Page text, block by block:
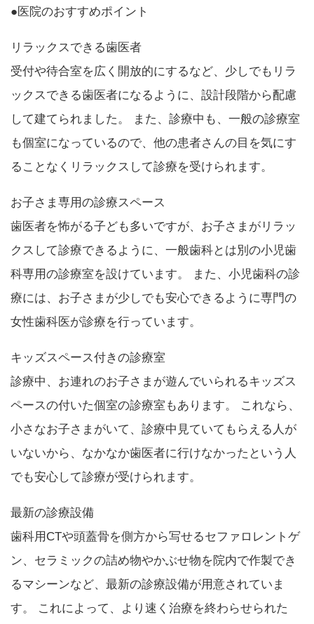
●医院のおすすめポイント
リラックスできる歯医者
受付や待合室を広く開放的にするなど、少しでもリラ
ックスできる歯医者になるように、設計段階から配慮
して建てられました。 また、診療中も、一般の診療室
も個室になっているので、他の患者さんの目を気にす
ることなくリラックスして診療を受けられます。
お子さま専用の診療スペース
歯医者を怖がる子ども多いですが、お子さまがリラッ
クスして診療できるように、一般歯科とは別の小児歯
科専用の診療室を設けています。 また、小児歯科の診
療には、お子さまが少しでも安心できるように専門の
女性歯科医が診療を行っています。
キッズスペース付きの診療室
診療中、お連れのお子さまが遊んでいられるキッズス
ペースの付いた個室の診療室もあります。 これなら、
小さなお子さまがいて、診療中見ていてもらえる人が
いないから、なかなか歯医者に行けなかったという人
でも安心して診療が受けられます。
最新の診療設備
歯科用CTや頭蓋骨を側方から写せるセファロレントゲ
ン、セラミックの詰め物やかぶせ物を院内で作製でき
るマシーンなど、最新の診療設備が用意されていま
す。 これによって、より速く治療を終わらせられた